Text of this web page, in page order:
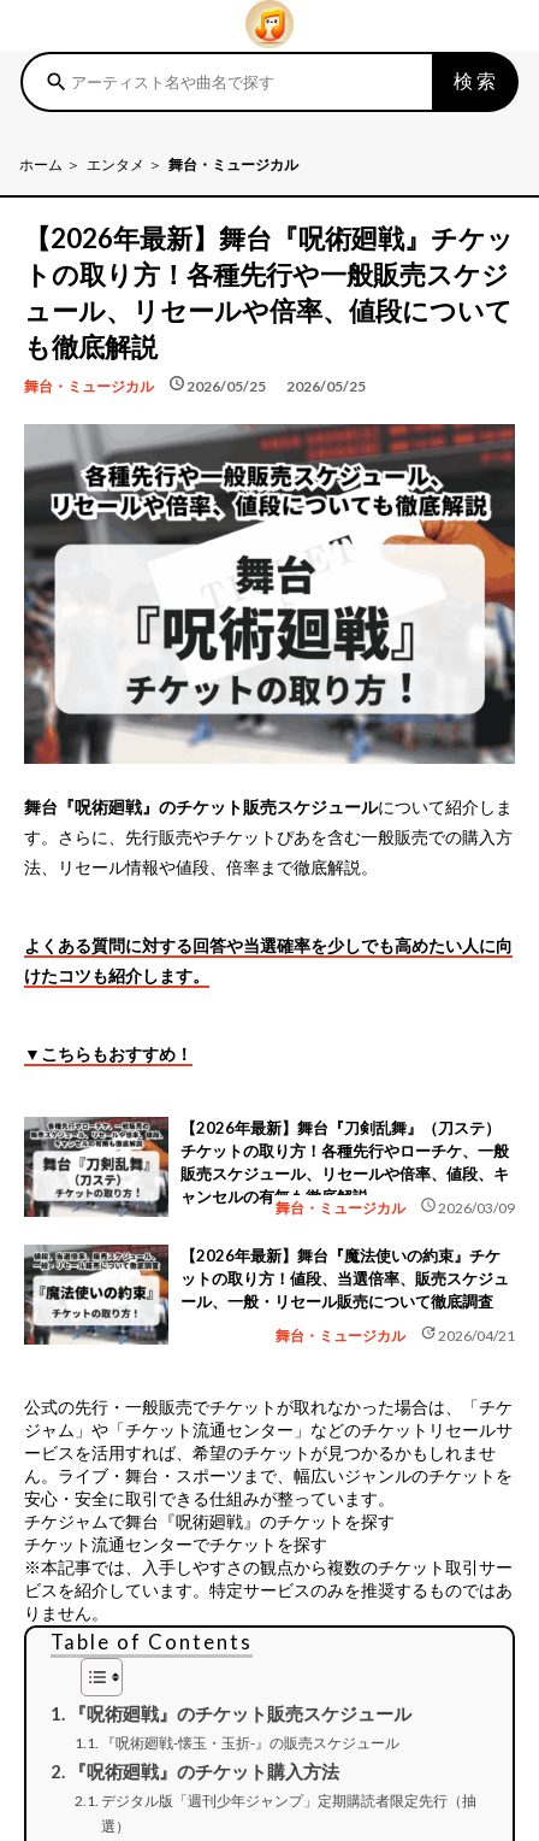
search 検索
ホーム エンタメ 舞台・ミュージカル
【2026年最新】舞台『呪術廻戦』チケッ
トの取り方！各種先行や一般販売スケジ
ュール、リセールや倍率、値段について
も徹底解説
舞台・ミュージカル schedule 2026/05/25
schedule 2026/05/25
舞台『呪術廻戦』のチケット販売スケジュールについて紹介しま
す。さらに、先行販売やチケットぴあを含む一般販売での購入方
法、リセール情報や値段、倍率まで徹底解説。
よくある質問に対する回答や当選確率を少しでも高めたい人に向
けたコツも紹介します。
▼こちらもおすすめ！
【2026年最新】舞台『刀剣乱舞』（刀ステ）
チケットの取り方！各種先行やローチケ、一般
販売スケジュール、リセールや倍率、値段、キ
ャンセルの有無も徹底解説
舞台・ミュージカル schedule2026/03/09
【2026年最新】舞台『魔法使いの約束』チケ
ットの取り方！値段、当選倍率、販売スケジュ
ール、一般・リセール販売について徹底調査
舞台・ミュージカル update2026/04/21
公式の先行・一般販売でチケットが取れなかった場合は、
「チケ
ジャム」や「チケット流通センター」などのチケットリセールサ
ービスを活用すれば、希望のチケットが見つかるかもしれませ
ん。ライブ・舞台・スポーツまで、幅広いジャンルのチケットを
安心・安全に取引できる仕組みが整っています。
チケジャムで舞台『呪術廻戦』のチケットを探す
チケット流通センターでチケットを探す
※本記事では、入手しやすさの観点から複数のチケット取引サー
ビスを紹介しています。特定サービスのみを推奨するものではあ
りません。
Table of Contents
『呪術廻戦』のチケット販売スケジュール
『呪術廻戦-懐玉・玉折-』の販売スケジュール
『呪術廻戦』のチケット購入方法
デジタル版「週刊少年ジャンプ」定期購読者限定先行（抽
選）